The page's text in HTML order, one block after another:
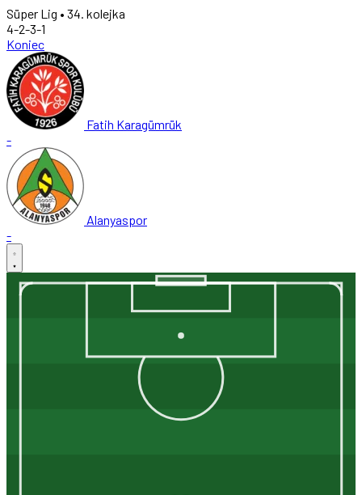
Süper Lig • 34. kolejka
4-2-3-1
Koniec
Fatih Karagümrük
-
Alanyaspor
-